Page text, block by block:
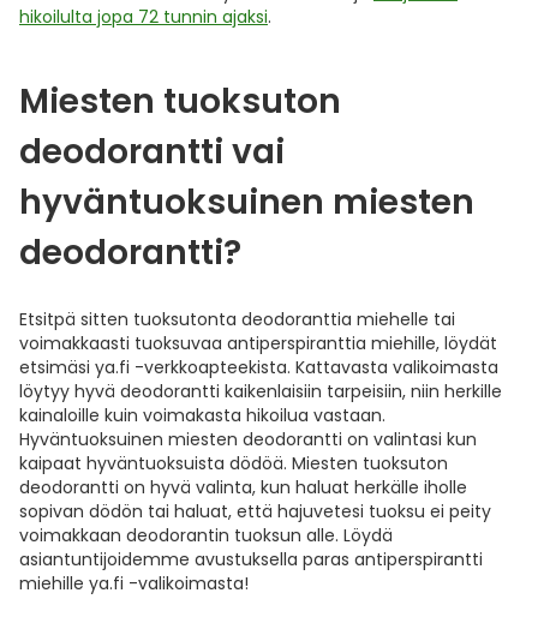
hikoilulta jopa 72 tunnin ajaksi.
Miesten tuoksuton
deodorantti vai
hyväntuoksuinen miesten
deodorantti?
Etsitpä sitten tuoksutonta deodoranttia miehelle tai
voimakkaasti tuoksuvaa antiperspiranttia miehille, löydät
etsimäsi ya.fi -verkkoapteekista. Kattavasta valikoimasta
löytyy hyvä deodorantti kaikenlaisiin tarpeisiin, niin herkille
kainaloille kuin voimakasta hikoilua vastaan.
Hyväntuoksuinen miesten deodorantti on valintasi kun
kaipaat hyväntuoksuista dödöä. Miesten tuoksuton
deodorantti on hyvä valinta, kun haluat herkälle iholle
sopivan dödön tai haluat, että hajuvetesi tuoksu ei peity
voimakkaan deodorantin tuoksun alle. Löydä
asiantuntijoidemme avustuksella paras antiperspirantti
miehille ya.fi -valikoimasta!